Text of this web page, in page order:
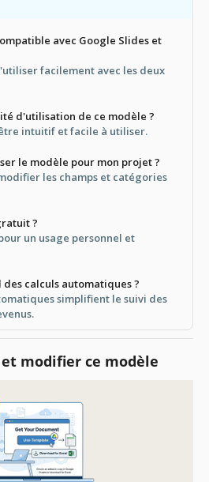
avec Google Slides et
facilement avec les deux
d'utilisation de ce modèle ?
intuitif et facile à utiliser.
le modèle pour mon projet ?
les champs et catégories
?
un usage personnel et
calculs automatiques ?
simplifient le suivi des
modifier ce modèle